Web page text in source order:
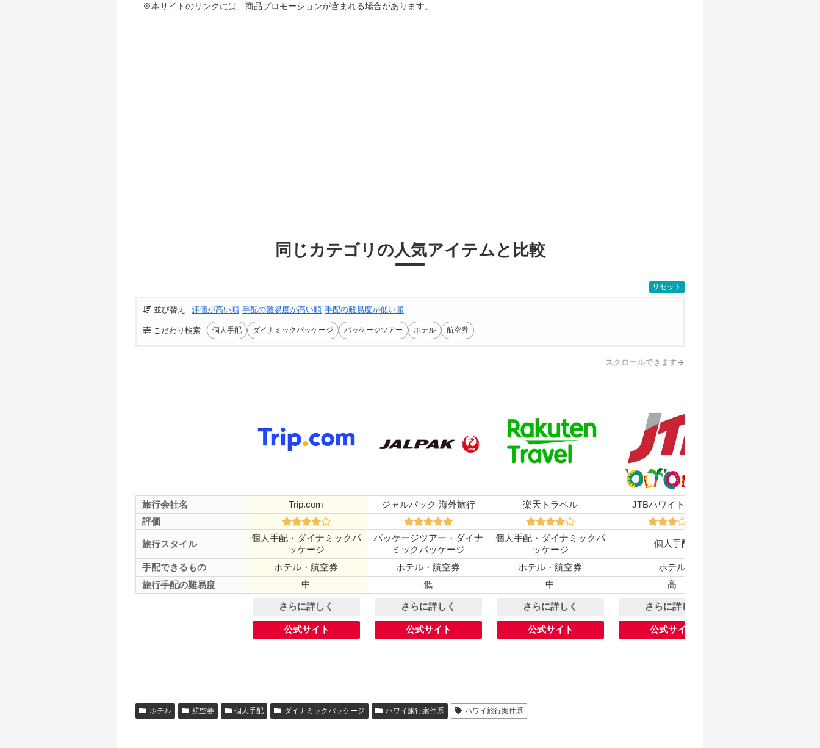
※本サイトのリンクには、商品プロモーションが含まれる場合があります。
同じカテゴリの人気アイテムと比較
リセット
並び替え 評価が高い順 手配の難易度が高い順 手配の難易度が低い順
こだわり検索 個人手配 ダイナミックパッケージ パッケージツアー ホテル 航空券
スクロールできます
旅行会社名
評価
旅行スタイル
手配できるもの
旅行手配の難易度
Trip.com
個人手配・ダイナミックパ
ッケージ
ホテル・航空券
中
さらに詳しく
公式サイト
ジャルパック 海外旅行
パッケージツアー・ダイナ
ミックパッケージ
ホテル・航空券
低
さらに詳しく
公式サイト
楽天トラベル
個人手配・ダイナミックパ
ッケージ
ホテル・航空券
中
さらに詳しく
公式サイト
JTBハワイトラベル
個人手配
ホテル
高
さらに詳しく
公式サイト
ホテル 航空券 個人手配 ダイナミックパッケージ ハワイ旅行案件系 ハワイ旅行案件系